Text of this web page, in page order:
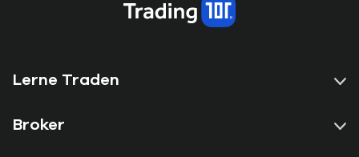
Lerne Traden
Broker